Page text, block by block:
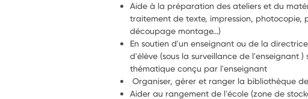
Aide à la préparation des ateliers et du
traitement de texte, impression, photocopie,
découpage montage...)
En soutien d'un enseignant ou de la
d'élève (sous la surveillance de l'enseignant )
thématique conçu par l'enseignant
Organiser, gérer et ranger la bibliothèque
Aider au rangement de l'école (zone de